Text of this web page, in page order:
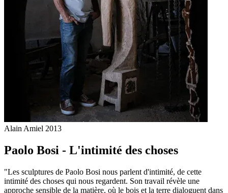
Alain Amiel 2013
Paolo Bosi - L'intimité des choses
"Les sculptures de Paolo Bosi nous parlent d'intimité, de cette
intimité des choses qui nous regardent. Son travail révèle une
approche sensible de la matière, où le bois et la terre dialoguent dans